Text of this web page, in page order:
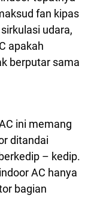
fan kipas
udara,
apakah
berputar sama
ini memang
ditandai
– kedip.
AC hanya
bagian